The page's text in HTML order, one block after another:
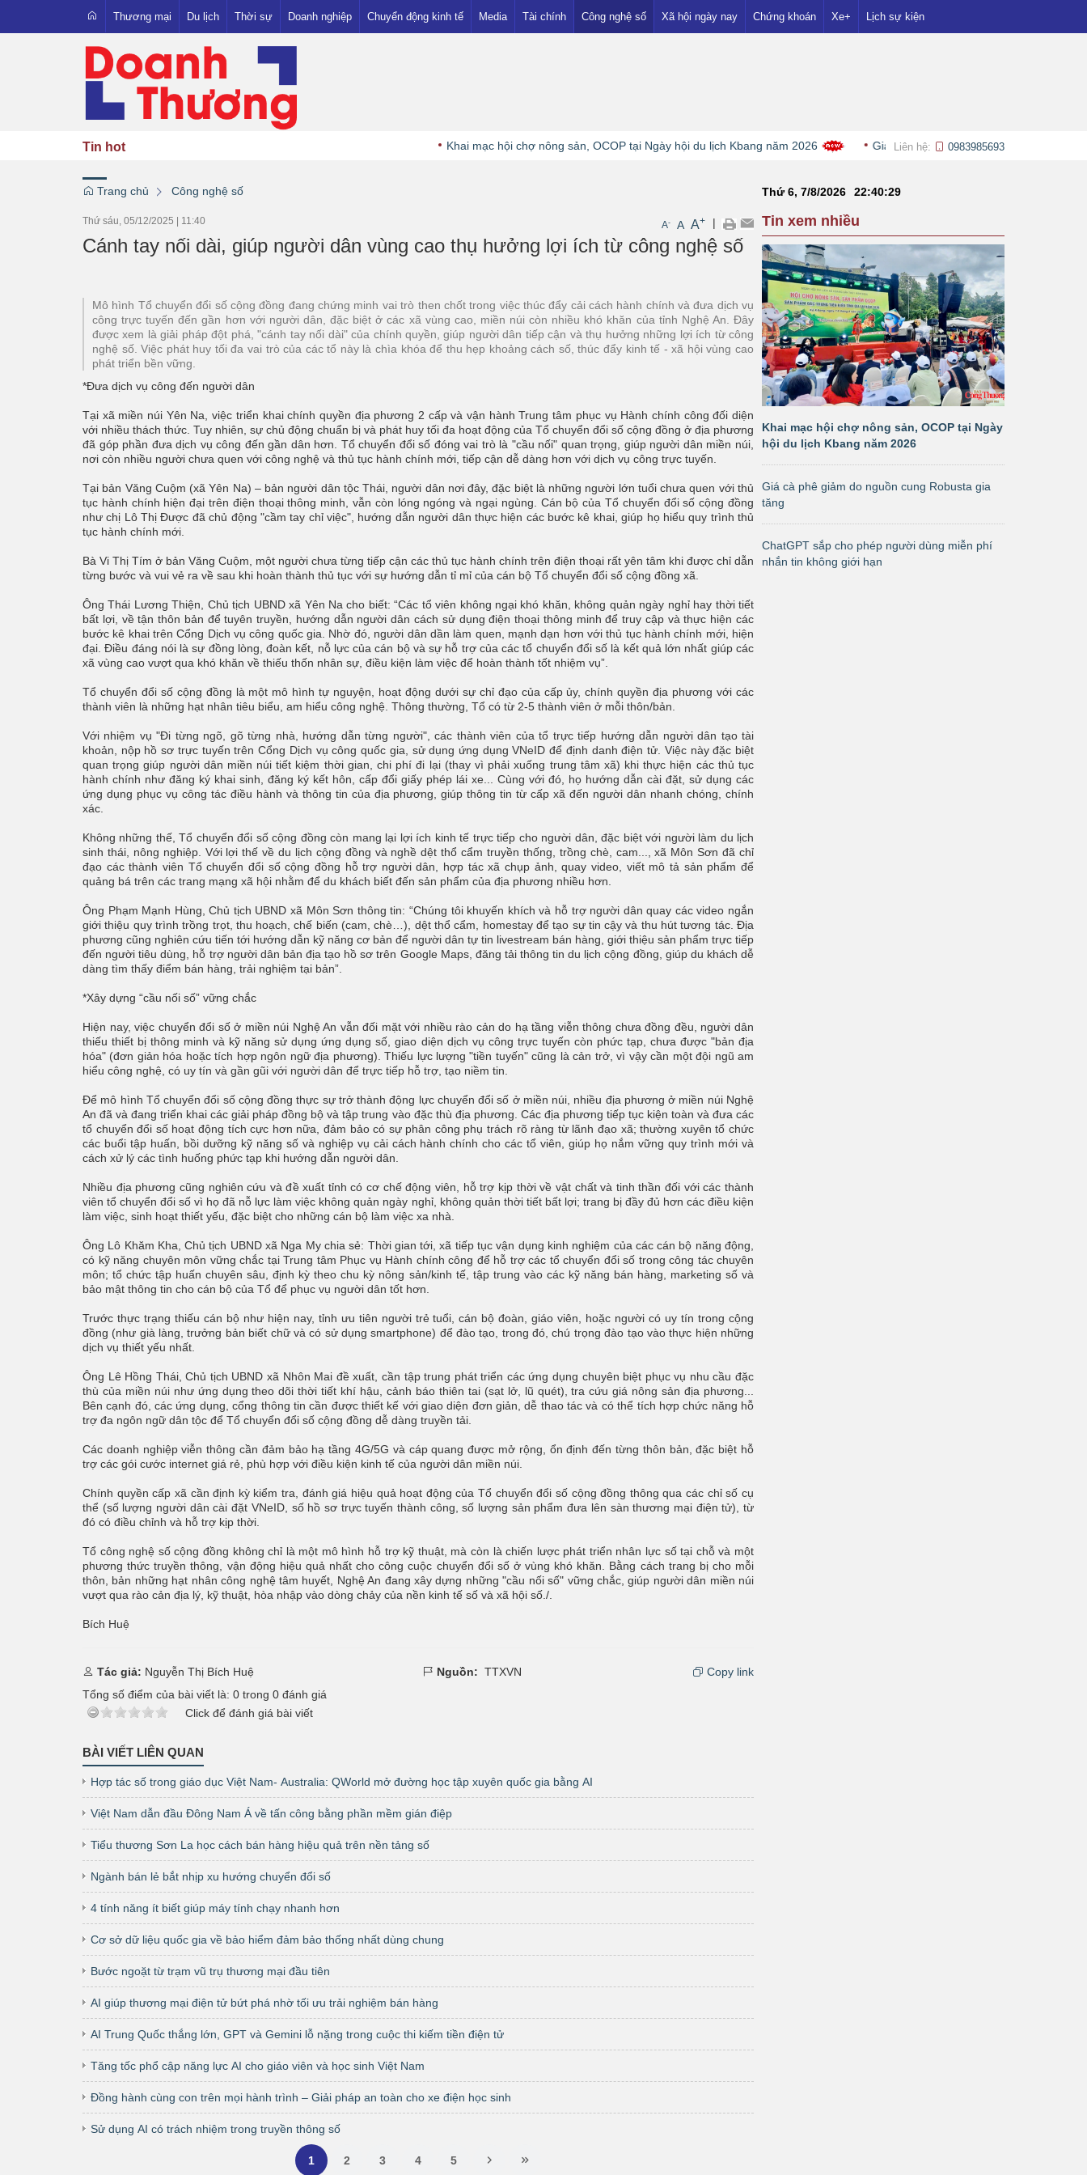
Thương mại
Xuất nhập khẩu
Người Việt - Hàng Việt
OCOP
Du lịch Thời sự
Trong nước
Quốc tế
Doanh nghiệp Chuyển động kinh tế Media Tài chính
Tiền - Vàng
Công nghệ số Xã hội ngày nay Chứng khoán Xe+ Lịch sự kiện
Tin hot Khai mạc hội chợ nông sản, OCOP tại Ngày hội du lịch Kbang năm 2026 Giá cà phê giảm do nguồn cung Robusta gia
Liên hệ: 0983985693
Trang chủ Công nghệ số
Thứ sáu, 05/12/2025 11:40 A- A A+ |
Cánh tay nối dài, giúp người dân vùng cao thụ hưởng lợi ích từ công nghệ số
Mô hình Tổ chuyển đổi số cộng đồng đang chứng minh vai trò then chốt trong việc thúc đẩy cải cách hành chính và đưa dịch vụ
công trực tuyến đến gần hơn với người dân, đặc biệt ở các xã vùng cao, miền núi còn nhiều khó khăn của tỉnh Nghệ An. Đây
được xem là giải pháp đột phá, "cánh tay nối dài" của chính quyền, giúp người dân tiếp cận và thụ hưởng những lợi ích từ công
nghệ số. Việc phát huy tối đa vai trò của các tổ này là chìa khóa để thu hẹp khoảng cách số, thúc đẩy kinh tế - xã hội vùng cao
phát triển bền vững.
*Đưa dịch vụ công đến người dân
Tại xã miền núi Yên Na, việc triển khai chính quyền địa phương 2 cấp và vận hành Trung tâm phục vụ Hành chính công đối diện
với nhiều thách thức. Tuy nhiên, sự chủ động chuẩn bị và phát huy tối đa hoạt động của Tổ chuyển đổi số cộng đồng ở địa phương
đã góp phần đưa dịch vụ công đến gần dân hơn. Tổ chuyển đổi số đóng vai trò là "cầu nối" quan trọng, giúp người dân miền núi,
nơi còn nhiều người chưa quen với công nghệ và thủ tục hành chính mới, tiếp cận dễ dàng hơn với dịch vụ công trực tuyến.
Tại bản Văng Cuộm (xã Yên Na) – bản người dân tộc Thái, người dân nơi đây, đặc biệt là những người lớn tuổi chưa quen với thủ
tục hành chính hiện đại trên điện thoại thông minh, vẫn còn lóng ngóng và ngại ngùng. Cán bộ của Tổ chuyển đổi số cộng đồng
như chị Lô Thị Được đã chủ động "cầm tay chỉ việc", hướng dẫn người dân thực hiện các bước kê khai, giúp họ hiểu quy trình thủ
tục hành chính mới.
Bà Vi Thị Tím ở bản Văng Cuộm, một người chưa từng tiếp cận các thủ tục hành chính trên điện thoại rất yên tâm khi được chỉ dẫn
từng bước và vui vẻ ra về sau khi hoàn thành thủ tục với sự hướng dẫn tỉ mỉ của cán bộ Tổ chuyển đổi số cộng đồng xã.
Ông Thái Lương Thiện, Chủ tịch UBND xã Yên Na cho biết: “Các tổ viên không ngại khó khăn, không quản ngày nghỉ hay thời tiết
bất lợi, về tận thôn bản để tuyên truyền, hướng dẫn người dân cách sử dụng điện thoại thông minh để truy cập và thực hiện các
bước kê khai trên Cổng Dịch vụ công quốc gia. Nhờ đó, người dân dần làm quen, mạnh dạn hơn với thủ tục hành chính mới, hiện
đại. Điều đáng nói là sự đồng lòng, đoàn kết, nỗ lực của cán bộ và sự hỗ trợ của các tổ chuyển đổi số là kết quả lớn nhất giúp các
xã vùng cao vượt qua khó khăn về thiếu thốn nhân sự, điều kiện làm việc để hoàn thành tốt nhiệm vụ”.
Tổ chuyển đổi số cộng đồng là một mô hình tự nguyện, hoạt động dưới sự chỉ đạo của cấp ủy, chính quyền địa phương với các
thành viên là những hạt nhân tiêu biểu, am hiểu công nghệ. Thông thường, Tổ có từ 2-5 thành viên ở mỗi thôn/bản.
Với nhiệm vụ "Đi từng ngõ, gõ từng nhà, hướng dẫn từng người", các thành viên của tổ trực tiếp hướng dẫn người dân tạo tài
khoản, nộp hồ sơ trực tuyến trên Cổng Dịch vụ công quốc gia, sử dụng ứng dụng VNeID để định danh điện tử. Việc này đặc biệt
quan trọng giúp người dân miền núi tiết kiệm thời gian, chi phí đi lại (thay vì phải xuống trung tâm xã) khi thực hiện các thủ tục
hành chính như đăng ký khai sinh, đăng ký kết hôn, cấp đổi giấy phép lái xe... Cùng với đó, họ hướng dẫn cài đặt, sử dụng các
ứng dụng phục vụ công tác điều hành và thông tin của địa phương, giúp thông tin từ cấp xã đến người dân nhanh chóng, chính
xác.
Không những thế, Tổ chuyển đổi số cộng đồng còn mang lại lợi ích kinh tế trực tiếp cho người dân, đặc biệt với người làm du lịch
sinh thái, nông nghiệp. Với lợi thế về du lịch cộng đồng và nghề dệt thổ cẩm truyền thống, trồng chè, cam..., xã Môn Sơn đã chỉ
đạo các thành viên Tổ chuyển đổi số cộng đồng hỗ trợ người dân, hợp tác xã chụp ảnh, quay video, viết mô tả sản phẩm để
quảng bá trên các trang mạng xã hội nhằm để du khách biết đến sản phẩm của địa phương nhiều hơn.
Ông Phạm Mạnh Hùng, Chủ tịch UBND xã Môn Sơn thông tin: “Chúng tôi khuyến khích và hỗ trợ người dân quay các video ngắn
giới thiệu quy trình trồng trọt, thu hoạch, chế biến (cam, chè…), dệt thổ cẩm, homestay để tạo sự tin cậy và thu hút tương tác. Địa
phương cũng nghiên cứu tiến tới hướng dẫn kỹ năng cơ bản để người dân tự tin livestream bán hàng, giới thiệu sản phẩm trực tiếp
đến người tiêu dùng, hỗ trợ người dân bản địa tạo hồ sơ trên Google Maps, đăng tải thông tin du lịch cộng đồng, giúp du khách dễ
dàng tìm thấy điểm bán hàng, trải nghiệm tại bản”.
*Xây dựng “cầu nối số” vững chắc
Hiện nay, việc chuyển đổi số ở miền núi Nghệ An vẫn đối mặt với nhiều rào cản do hạ tầng viễn thông chưa đồng đều, người dân
thiếu thiết bị thông minh và kỹ năng sử dụng ứng dụng số, giao diện dịch vụ công trực tuyến còn phức tạp, chưa được "bản địa
hóa" (đơn giản hóa hoặc tích hợp ngôn ngữ địa phương). Thiếu lực lượng "tiền tuyến" cũng là cản trở, vì vậy cần một đội ngũ am
hiểu công nghệ, có uy tín và gần gũi với người dân để trực tiếp hỗ trợ, tạo niềm tin.
Để mô hình Tổ chuyển đổi số cộng đồng thực sự trở thành động lực chuyển đổi số ở miền núi, nhiều địa phương ở miền núi Nghệ
An đã và đang triển khai các giải pháp đồng bộ và tập trung vào đặc thù địa phương. Các địa phương tiếp tục kiện toàn và đưa các
tổ chuyển đổi số hoạt động tích cực hơn nữa, đảm bảo có sự phân công phụ trách rõ ràng từ lãnh đạo xã; thường xuyên tổ chức
các buổi tập huấn, bồi dưỡng kỹ năng số và nghiệp vụ cải cách hành chính cho các tổ viên, giúp họ nắm vững quy trình mới và
cách xử lý các tình huống phức tạp khi hướng dẫn người dân.
Nhiều địa phương cũng nghiên cứu và đề xuất tỉnh có cơ chế động viên, hỗ trợ kịp thời về vật chất và tinh thần đối với các thành
viên tổ chuyển đổi số vì họ đã nỗ lực làm việc không quản ngày nghỉ, không quản thời tiết bất lợi; trang bị đầy đủ hơn các điều kiện
làm việc, sinh hoạt thiết yếu, đặc biệt cho những cán bộ làm việc xa nhà.
Ông Lô Khăm Kha, Chủ tịch UBND xã Nga My chia sẻ: Thời gian tới, xã tiếp tục vận dụng kinh nghiệm của các cán bộ năng động,
có kỹ năng chuyên môn vững chắc tại Trung tâm Phục vụ Hành chính công để hỗ trợ các tổ chuyển đổi số trong công tác chuyên
môn; tổ chức tập huấn chuyên sâu, định kỳ theo chu kỳ nông sản/kinh tế, tập trung vào các kỹ năng bán hàng, marketing số và
bảo mật thông tin cho cán bộ của Tổ để phục vụ người dân tốt hơn.
Trước thực trạng thiếu cán bộ như hiện nay, tỉnh ưu tiên người trẻ tuổi, cán bộ đoàn, giáo viên, hoặc người có uy tín trong cộng
đồng (như già làng, trưởng bản biết chữ và có sử dụng smartphone) để đào tạo, trong đó, chú trọng đào tạo vào thực hiện những
dịch vụ thiết yếu nhất.
Ông Lê Hồng Thái, Chủ tịch UBND xã Nhôn Mai đề xuất, cần tập trung phát triển các ứng dụng chuyên biệt phục vụ nhu cầu đặc
thù của miền núi như ứng dụng theo dõi thời tiết khí hậu, cảnh báo thiên tai (sạt lở, lũ quét), tra cứu giá nông sản địa phương...
Bên cạnh đó, các ứng dụng, cổng thông tin cần được thiết kế với giao diện đơn giản, dễ thao tác và có thể tích hợp chức năng hỗ
trợ đa ngôn ngữ dân tộc để Tổ chuyển đổi số cộng đồng dễ dàng truyền tải.
Các doanh nghiệp viễn thông cần đảm bảo hạ tầng 4G/5G và cáp quang được mở rộng, ổn định đến từng thôn bản, đặc biệt hỗ
trợ các gói cước internet giá rẻ, phù hợp với điều kiện kinh tế của người dân miền núi.
Chính quyền cấp xã cần định kỳ kiểm tra, đánh giá hiệu quả hoạt động của Tổ chuyển đổi số cộng đồng thông qua các chỉ số cụ
thể (số lượng người dân cài đặt VNeID, số hồ sơ trực tuyến thành công, số lượng sản phẩm đưa lên sàn thương mại điện tử), từ
đó có điều chỉnh và hỗ trợ kịp thời.
Tổ công nghệ số cộng đồng không chỉ là một mô hình hỗ trợ kỹ thuật, mà còn là chiến lược phát triển nhân lực số tại chỗ và một
phương thức truyền thông, vận động hiệu quả nhất cho công cuộc chuyển đổi số ở vùng khó khăn. Bằng cách trang bị cho mỗi
thôn, bản những hạt nhân công nghệ tâm huyết, Nghệ An đang xây dựng những "cầu nối số" vững chắc, giúp người dân miền núi
vượt qua rào cản địa lý, kỹ thuật, hòa nhập vào dòng chảy của nền kinh tế số và xã hội số./.
Bích Huệ
Tác giả: Nguyễn Thị Bích Huệ Nguồn: TTXVN
Copy link
Tổng số điểm của bài viết là: 0 trong 0 đánh giá
Click để đánh giá bài viết
BÀI VIẾT LIÊN QUAN
Hợp tác số trong giáo dục Việt Nam- Australia: QWorld mở đường học tập xuyên quốc gia bằng AI
Việt Nam dẫn đầu Đông Nam Á về tấn công bằng phần mềm gián điệp
Tiểu thương Sơn La học cách bán hàng hiệu quả trên nền tảng số
Ngành bán lẻ bắt nhịp xu hướng chuyển đổi số
4 tính năng ít biết giúp máy tính chạy nhanh hơn
Cơ sở dữ liệu quốc gia về bảo hiểm đảm bảo thống nhất dùng chung
Bước ngoặt từ trạm vũ trụ thương mại đầu tiên
AI giúp thương mại điện tử bứt phá nhờ tối ưu trải nghiệm bán hàng
AI Trung Quốc thắng lớn, GPT và Gemini lỗ nặng trong cuộc thi kiếm tiền điện tử
Tăng tốc phổ cập năng lực AI cho giáo viên và học sinh Việt Nam
Đồng hành cùng con trên mọi hành trình – Giải pháp an toàn cho xe điện học sinh
Sử dụng AI có trách nhiệm trong truyền thông số
1 2 3 4 5
Thứ 6, 7/8/2026 22:40:30
Tin xem nhiều
Khai mạc hội chợ nông sản, OCOP tại Ngày
hội du lịch Kbang năm 2026
Giá cà phê giảm do nguồn cung Robusta gia
tăng
ChatGPT sắp cho phép người dùng miễn phí
nhắn tin không giới hạn